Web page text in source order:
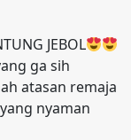
JEBOL
ga sih
atasan remaja
nyaman